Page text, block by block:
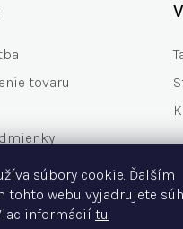
súbory cookie. Ďalším
tohto webu vyjadrujete
informácií tu.
tovaru
osobných údajov
otázky